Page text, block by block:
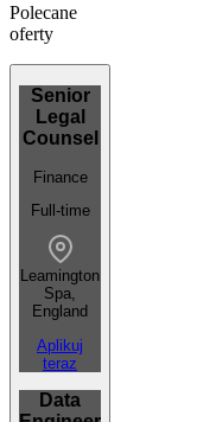
Polecane
oferty
Senior
Legal
Counsel
Finance
Full-time
Leamington
Spa,
England
Aplikuj
teraz
Data